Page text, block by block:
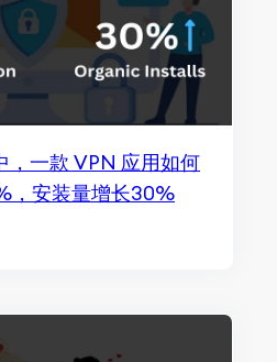
，一款 VPN 应用如何
，安装量增长30%